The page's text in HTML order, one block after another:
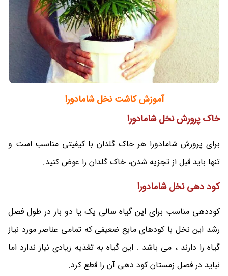
آموزش کاشت نخل شامادورا
خاک پرورشنخل شامادورا
برای پرورش شامادورا هر خاک گلدان با کیفیتی مناسب است و
تنها باید قبل از تجزیه شدن، خاک گلدان را عوض کنید.
کود دهینخل شامادورا
کوددهی مناسب برای این گیاه سالی یک یا دو بار در طول فصل
رشد این نخل با کودهای مایع ضعیفی که تمامی عناصر مورد نیاز
گیاه را دارند ، می باشد . این گیاه به تغذیه زیادی نیاز ندارد اما
نباید در فصل زمستان کود دهی آن را قطع کرد.